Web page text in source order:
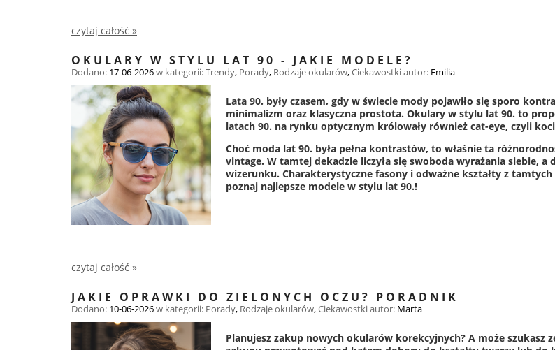
czytaj całość »
OKULARY W STYLU LAT 90 - JAKIE MODELE?
Dodano: 17-06-2026w kategorii:Trendy, Porady, Rodzaje okularów,Ciekawostkiautor: Emilia
Lata 90. były czasem, gdy w świecie mody pojawiło się sporo
minimalizm oraz klasyczna prostota. Okulary w stylu lat 90. to
latach 90. na rynku optycznym królowały również cat-eye, czyli
Choć moda lat 90. była pełna kontrastów, to właśnie ta
vintage. W tamtej dekadzie liczyła się swoboda wyrażania siebie,
wizerunku. Charakterystyczne fasony i odważne kształty z
poznaj najlepsze modele w stylu lat 90.!
czytaj całość »
JAKIE OPRAWKI DO ZIELONYCH OCZU? PORADNIK
Dodano: 10-06-2026w kategorii: Porady, Rodzaje okularów,Ciekawostkiautor: Marta
Planujesz zakup nowych okularów korekcyjnych? A może